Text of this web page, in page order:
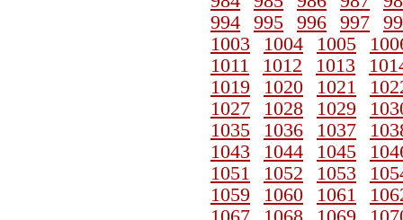
994
995 996 997
1003
1004 1005
1011
1012 1013
1019
1020 1021
1027
1028 1029
1035
1036 1037
1043
1044 1045
1051
1052 1053
1059
1060 1061